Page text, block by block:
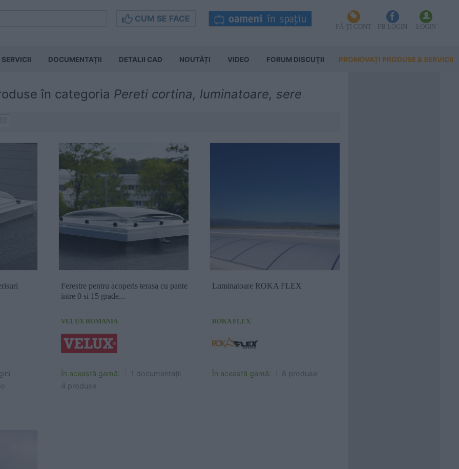
CUM SE FACE
FĂ-ȚI CONT FB LOGIN LOGIN
SERVICII DOCUMENTAŢII DETALII CAD NOUTĂȚI VIDEO FORUM DISCUŢII PROMOVAȚI PRODUSE & SERVICII
în categoria Pereti cortina, luminatoare, sere
Cere info
Ferestre pentru acoperis terasa cu pante
intre 0 si 15 grade...
VELUX ROMANIA
În această gamă:
1 documentații
4 produse
Cere ofertă
Luminatoare ROKA FLEX
ROKA FLEX
În această gamă: 8 produse